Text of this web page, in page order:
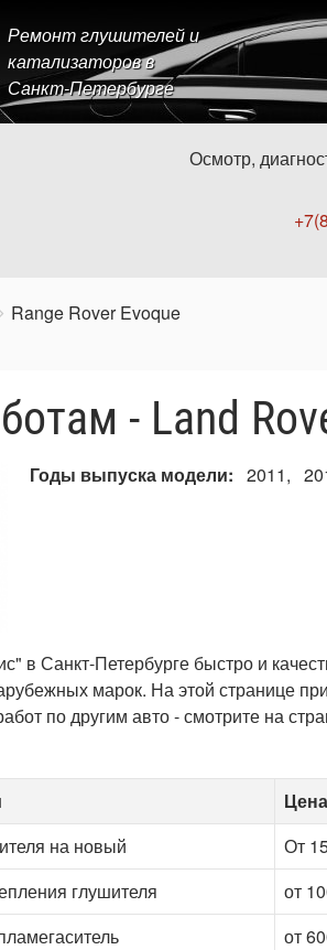
Ремонт глушителей и
катализаторов в
Санкт-Петербурге
Осмотр,
Range Rover Evoque
- Land
Годы выпуска модели 2011
в Санкт-Петербурге быстро и
марок. На этой странице
по другим авто - смотрите на
Цена
на новый
От
глушителя
от
от